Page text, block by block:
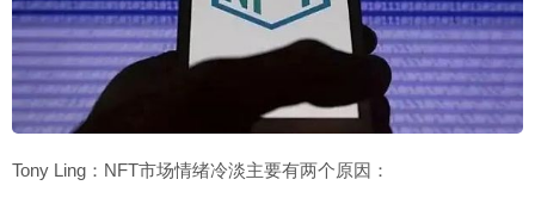
Tony Ling：NFT市场情绪冷淡主要有两个原因：